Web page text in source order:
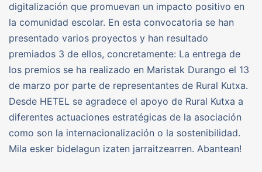
digitalización que promuevan un impacto positivo en
la comunidad escolar. En esta convocatoria se han
presentado varios proyectos y han resultado
premiados 3 de ellos, concretamente: La entrega de
los premios se ha realizado en Maristak Durango el 13
de marzo por parte de representantes de Rural Kutxa.
Desde HETEL se agradece el apoyo de Rural Kutxa a
diferentes actuaciones estratégicas de la asociación
como son la internacionalización o la sostenibilidad.
Mila esker bidelagun izaten jarraitzearren. Abantean!